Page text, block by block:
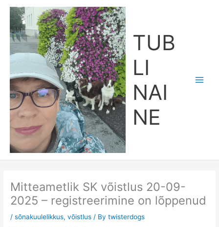
content
TUB
LI
NAI
NE
Mitteametlik SK võistlus 20-09-
2025 – registreerimine on lõppenud
/sõnakuulelikkus,võistlus / Bytwisterdogs